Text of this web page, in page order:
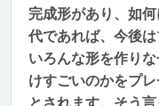
完成形があり、如
代であれば、今後は
いろんな形を作り
けすごいのかをプ
とされます。そう